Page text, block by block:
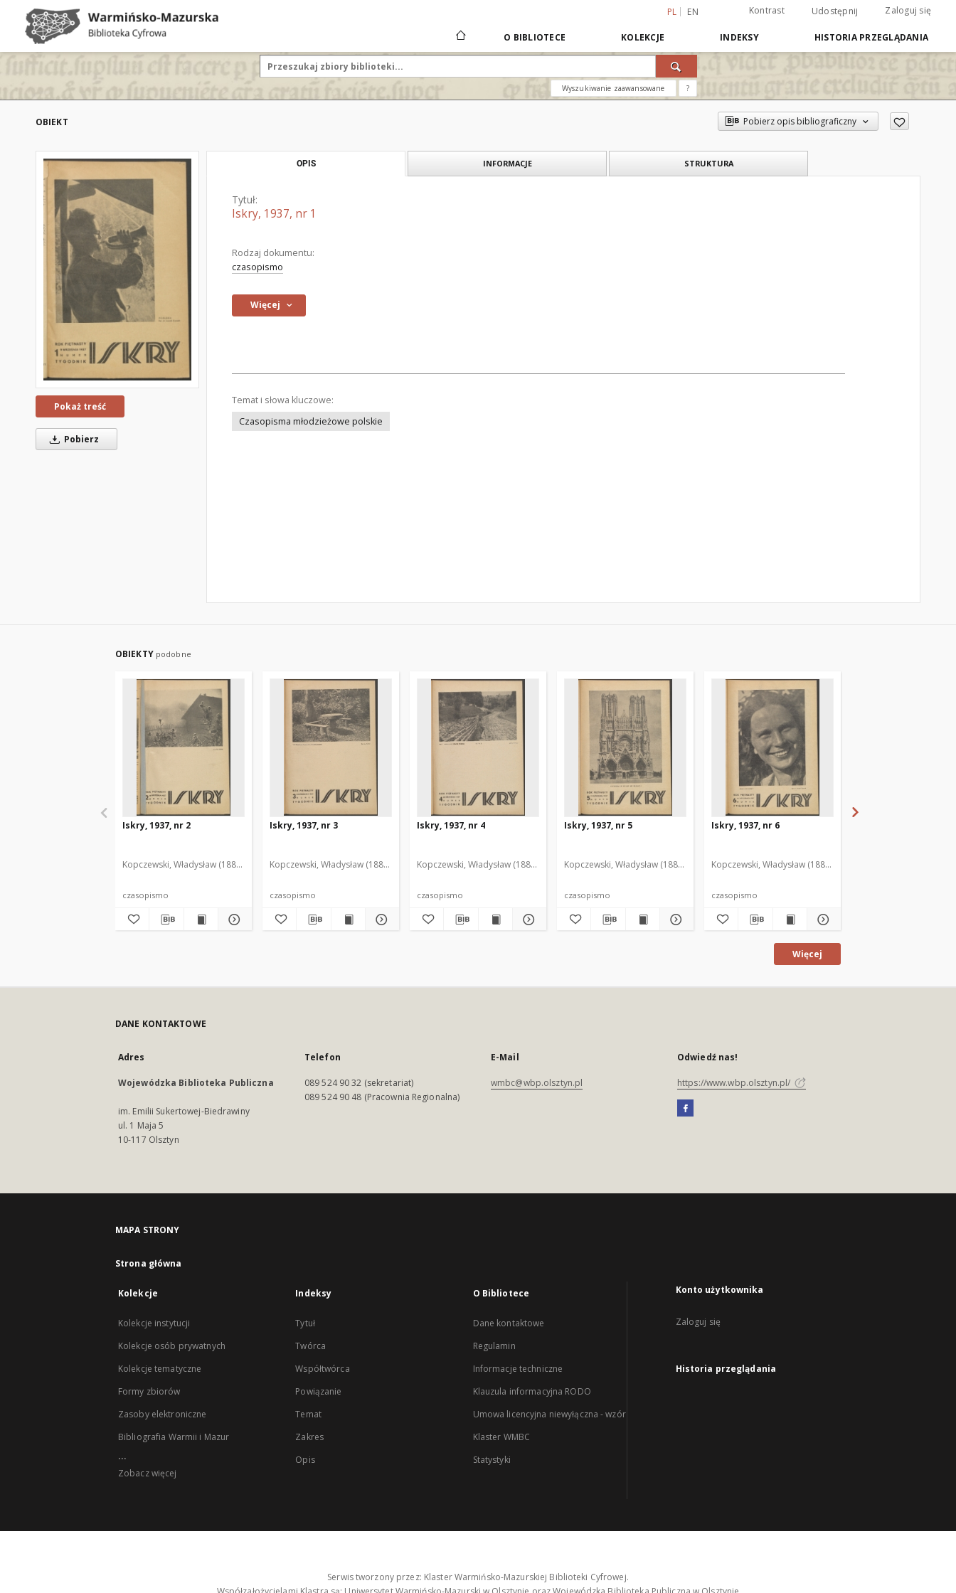
PL EN Kontrast Udostępnij Zaloguj się
O BIBLIOTECE KOLEKCJE INDEKSY HISTORIA PRZEGLĄDANIA
Wyszukiwanie zaawansowane ?
OBIEKT Pobierz opis bibliograficzny
Pokaż treść
Pobierz
OPIS INFORMACJE STRUKTURA
Tytuł:
Iskry, 1937, nr 1
Rodzaj dokumentu:
czasopismo
Więcej
Temat i słowa kluczowe:
Czasopisma młodzieżowe polskie
OBIEKTY podobne
Iskry, 1937, nr 2
Kopczewski, Władysław (1888-1969). Red. i Wyd.
czasopismo
Iskry, 1937, nr 3
Kopczewski, Władysław (1888-1969). Red. i Wyd.
czasopismo
Iskry, 1937, nr 4
Kopczewski, Władysław (1888-1969). Red. i Wyd.
czasopismo
Iskry, 1937, nr 5
Kopczewski, Władysław (1888-1969). Red. i Wyd.
czasopismo
Iskry, 1937, nr 6
Kopczewski, Władysław (1888-1969). Red. i Wyd.
czasopismo
Więcej
DANE KONTAKTOWE
Adres
Wojewódzka Biblioteka Publiczna
im. Emilii Sukertowej-Biedrawiny
ul. 1 Maja 5
10-117 Olsztyn
Telefon
089 524 90 32 (sekretariat)
089 524 90 48 (Pracownia Regionalna)
E-Mail
wmbc@wbp.olsztyn.pl
Odwiedź nas!
https://www.wbp.olsztyn.pl/
MAPA STRONY
Strona główna
Kolekcje
Kolekcje instytucji
Kolekcje osób prywatnych
Kolekcje tematyczne
Formy zbiorów
Zasoby elektroniczne
Bibliografia Warmii i Mazur
...
Zobacz więcej
Indeksy
Tytuł
Twórca
Współtwórca
Powiązanie
Temat
Zakres
Opis
O Bibliotece
Dane kontaktowe
Regulamin
Informacje techniczne
Klauzula informacyjna RODO
Umowa licencyjna niewyłączna - wzór
Klaster WMBC
Statystyki
Konto użytkownika
Zaloguj się
Historia przeglądania
Serwis tworzony przez: Klaster Warmińsko-Mazurskiej Biblioteki Cyfrowej.